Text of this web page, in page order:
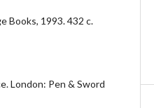
Books, 1993. 432 c.
London: Pen & Sword